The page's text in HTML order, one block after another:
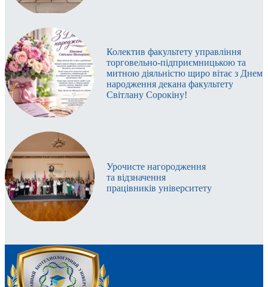
Колектив факультету управління
торговельно-підприємницькою та
митною діяльністю щиро вітає з Днем
народження декана факультету
Світлану Сорокіну!
Урочисте нагородження
та відзначення
працівників університету